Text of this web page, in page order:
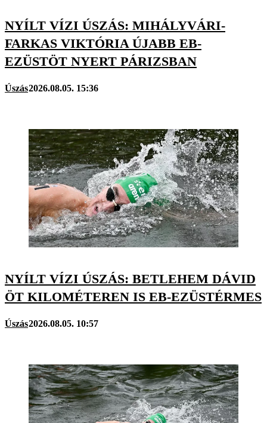
NYÍLT VÍZI ÚSZÁS: MIHÁLYVÁRI-
FARKAS VIKTÓRIA ÚJABB EB-
EZÜSTÖT NYERT PÁRIZSBAN
Úszás2026.08.05. 15:36
NYÍLT VÍZI ÚSZÁS: BETLEHEM DÁVID
ÖT KILOMÉTEREN IS EB-EZÜSTÉRMES
Úszás2026.08.05. 10:57